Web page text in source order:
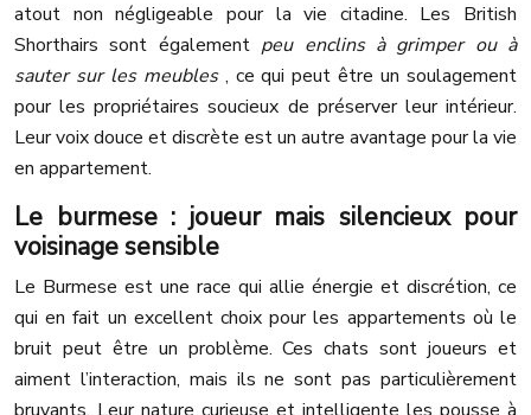
atout non négligeable pour la vie citadine. Les British
Shorthairs sont également peu enclins à grimper ou à
sauter sur les meubles , ce qui peut être un soulagement
pour les propriétaires soucieux de préserver leur intérieur.
Leur voix douce et discrète est un autre avantage pour la vie
en appartement.
Le burmese : joueur mais silencieux pour
voisinage sensible
Le Burmese est une race qui allie énergie et discrétion, ce
qui en fait un excellent choix pour les appartements où le
bruit peut être un problème. Ces chats sont joueurs et
aiment l’interaction, mais ils ne sont pas particulièrement